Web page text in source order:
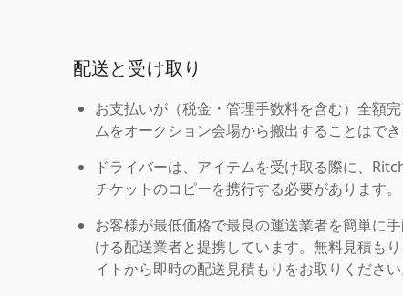
配送と受け取り
お支払いが（税金・管理手数料を含む）全額
ムをオークション会場から搬出することはでき
ドライバーは、アイテムを受け取る際に、
チケットのコピーを携行する必要があります。
お客様が最低価格で最良の運送業者を簡単に
ける配送業者と提携しています。無料見積も
イトから即時の配送見積もりをお取りください